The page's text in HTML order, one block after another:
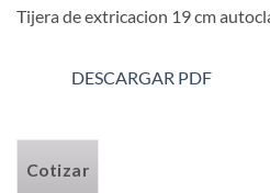
Tijera de extricacion 19 cm
DESCARGAR PDF
Cotizar